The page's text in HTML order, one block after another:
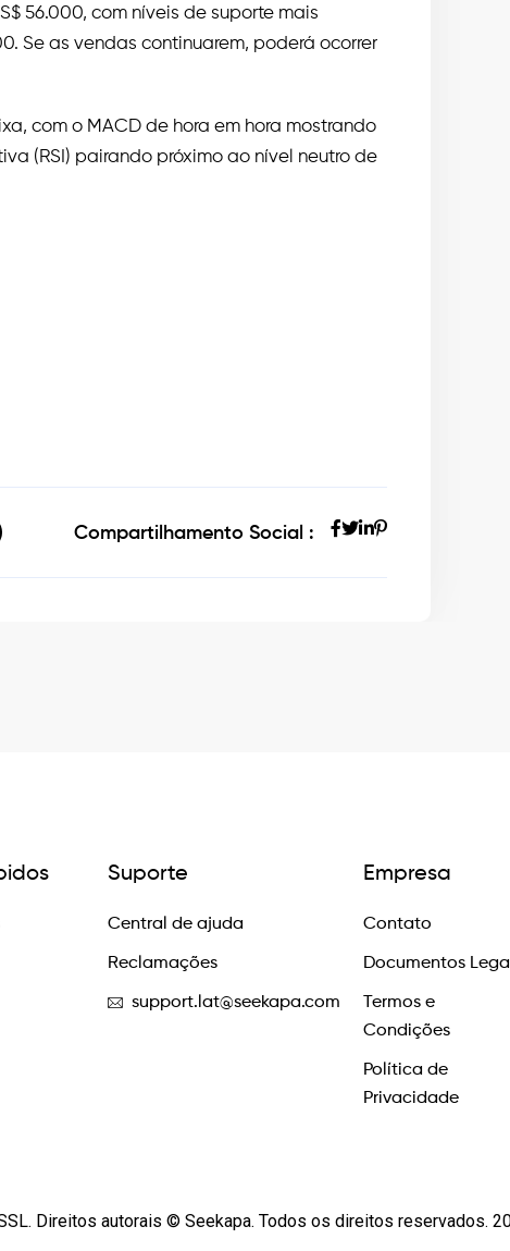
56.000, com níveis de suporte mais
Se as vendas continuarem, poderá ocorrer
com o MACD de hora em hora mostrando
(RSI) pairando próximo ao nível neutro de
Compartilhamento Social :
Suporte
Central de ajuda
Reclamações
support.lat@seekapa.com
Empresa
Contato
Documentos
Termos e
Condições
Política de
Privacidade
Direitos autorais © Seekapa. Todos os direitos reservados.